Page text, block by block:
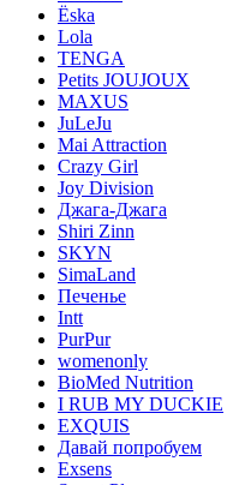
Ёska
Lola
TENGA
Petits JOUJOUX
MAXUS
JuLeJu
Mai Attraction
Crazy Girl
Joy Division
Джага-Джага
Shiri Zinn
SKYN
SimaLand
Печенье
Intt
PurPur
womenonly
BioMed Nutrition
I RUB MY DUCKIE
EXQUIS
Давай попробуем
Exsens